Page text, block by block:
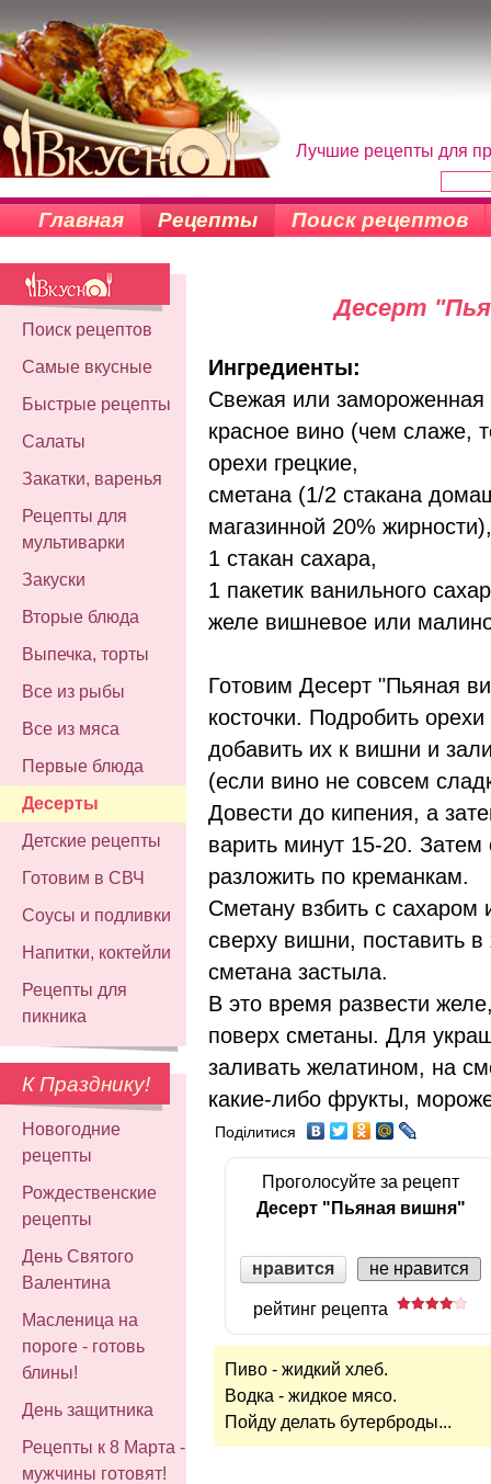
Лучшие рецепты для
Главная Рецепты Поиск рецептов
Поиск рецептов
Самые вкусные
Быстрые рецепты
Салаты
Закатки, варенья
Рецепты для
мультиварки
Закуски
Вторые блюда
Выпечка, торты
Все из рыбы
Все из мяса
Первые блюда
Десерты
Детские рецепты
Готовим в СВЧ
Соусы и подливки
Напитки, коктейли
Рецепты для
пикника
К Празднику!
Новогодние
рецепты
Рождественские
рецепты
День Святого
Валентина
Масленица на
пороге - готовь
блины!
День защитника
Рецепты к 8 Марта -
мужчины готовят!
Десерт
Ингредиенты:
Свежая или
красное вино (чем слаже,
орехи грецкие,
сметана (1/2 стакана
магазинной 20% жирности),
1 стакан сахара,
1 пакетик ванильного
желе вишневое или
Готовим Десерт "Пьяная
косточки. Подробить
добавить их к вишни и
(если вино не совсем
Довести до кипения, а
варить минут 15-20.
разложить по креманкам.
Сметану взбить с
сверху вишни, поставить
сметана застыла.
В это время развести
поверх сметаны. Для
заливать желатином, на
какие-либо фрукты,
Поділитися
Проголосуйте за рецепт
Десерт "Пьяная вишня"
нравится не нравится
рейтинг рецепта
Пиво - жидкий хлеб.
Водка - жидкое мясо.
Пойду делать бутерброды...